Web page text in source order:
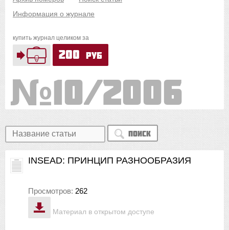
Информация о журнале
купить журнал целиком за
200 руб
10/2006
Поиск
Материал в открытом доступе
INSEAD: ПРИНЦИП РАЗНООБРАЗИЯ
Просмотров: 262